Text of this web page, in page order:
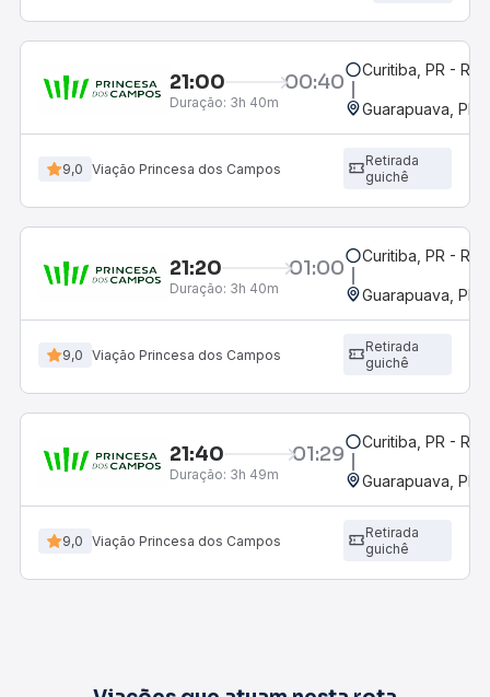
21:00 00:40
Duração: 3h 40m
Curitiba, PR -
Guarapuava, PR
9,0 Viação Princesa dos Campos
Retirada
guichê
21:20 01:00
Duração: 3h 40m
Curitiba, PR -
Guarapuava, PR
9,0 Viação Princesa dos Campos
Retirada
guichê
21:40 01:29
Duração: 3h 49m
Curitiba, PR -
Guarapuava, PR
9,0 Viação Princesa dos Campos
Retirada
guichê